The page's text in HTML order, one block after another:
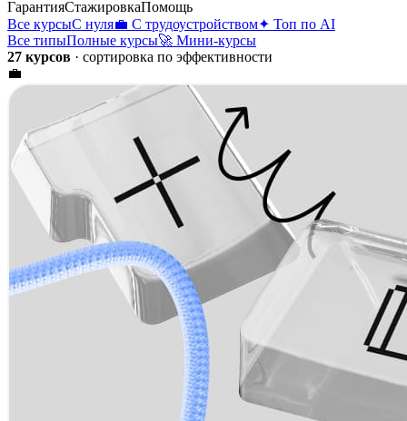
ГарантияСтажировкаПомощь
Все курсыС нуля💼 С трудоустройством✦ Топ по AI
Все типыПолные курсы🚀 Мини-курсы
27 курсов · сортировка по эффективности
💼